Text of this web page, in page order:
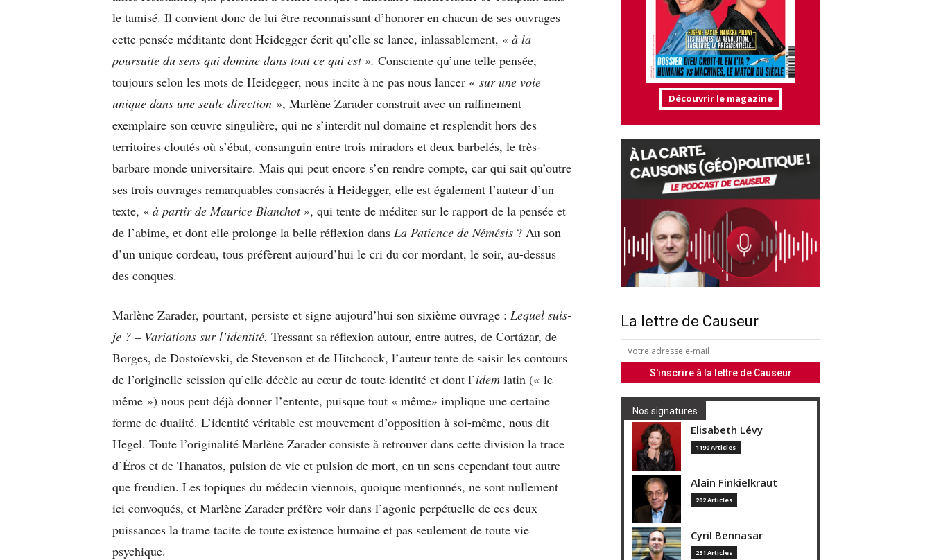
le tamisé. Il convient donc de lui être reconnaissant d’honorer en chacun de ses ouvrages
cette pensée méditante dont Heidegger écrit qu’elle se lance, inlassablement, « à la
poursuite du sens qui domine dans tout ce qui est ». Consciente qu’une telle pensée,
toujours selon les mots de Heidegger, nous incite à ne pas nous lancer « sur une voie
unique dans une seule direction », Marlène Zarader construit avec un raffinement
exemplaire son œuvre singulière, qui ne s’interdit nul domaine et resplendit hors des
territoires cloutés où s’ébat, consanguin entre trois miradors et deux barbelés, le très-
barbare monde universitaire. Mais qui peut encore s’en rendre compte, car qui sait qu’outre
ses trois ouvrages remarquables consacrés à Heidegger, elle est également l’auteur d’un
texte, « à partir de Maurice Blanchot », qui tente de méditer sur le rapport de la pensée et
de l’abime, et dont elle prolonge la belle réflexion dans La Patience de Némésis ? Au son
d’un unique cordeau, tous préfèrent aujourd’hui le cri du cor mordant, le soir, au-dessus
des conques.
Marlène Zarader, pourtant, persiste et signe aujourd’hui son sixième ouvrage : Lequel suis-
je ? – Variations sur l’identité. Tressant sa réflexion autour, entre autres, de Cortázar, de
Borges, de Dostoïevski, de Stevenson et de Hitchcock, l’auteur tente de saisir les contours
de l’originelle scission qu’elle décèle au cœur de toute identité et dont l’idem latin (« le
même ») nous peut déjà donner l’entente, puisque tout « même» implique une certaine
forme de dualité. L’identité véritable est mouvement d’opposition à soi-même, nous dit
Hegel. Toute l’originalité Marlène Zarader consiste à retrouver dans cette division la trace
d’Éros et de Thanatos, pulsion de vie et pulsion de mort, en un sens cependant tout autre
que freudien. Les topiques du médecin viennois, quoique mentionnés, ne sont nullement
ici convoqués, et Marlène Zarader préfère voir dans l’agonie perpétuelle de ces deux
puissances la trame tacite de toute existence humaine et pas seulement de toute vie
psychique.
Découvrir le magazine
La lettre de Causeur
Nos signatures
Elisabeth Lévy
1190 Articles
Alain Finkielkraut
202 Articles
Cyril Bennasar
231 Articles